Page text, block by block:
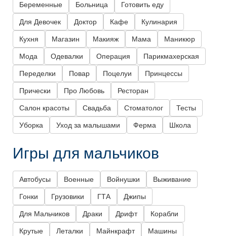
Беременные Больница Готовить еду
Для Девочек Доктор Кафе Кулинария
Кухня Магазин Макияж Мама Маникюр
Мода Одевалки Операция Парикмахерская
Переделки Повар Поцелуи Принцессы
Прически Про Любовь Ресторан
Салон красоты Свадьба Стоматолог Тесты
Уборка Уход за малышами Ферма Школа
Игры для мальчиков
Автобусы Военные Войнушки Выживание
Гонки Грузовики ГТА Джипы
Для Мальчиков Драки Дрифт Корабли
Крутые Леталки Майнкрафт Машины